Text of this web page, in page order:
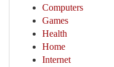
Computers
Games
Health
Home
Internet